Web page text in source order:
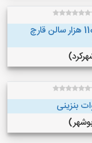
جت هیتر فن گلخانه بخاری 110 هزار سالن قارچ